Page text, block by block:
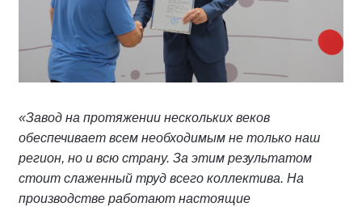
«Завод на протяжении нескольких веков
обеспечивает всем необходимым не только наш
регион, но и всю страну. За этим результатом
стоит слаженный труд всего коллектива. На
производстве работают настоящие